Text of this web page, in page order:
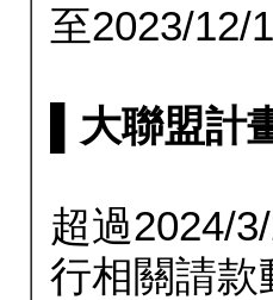
至2023/12/
▌大聯盟計
超過2024/
行相關請款